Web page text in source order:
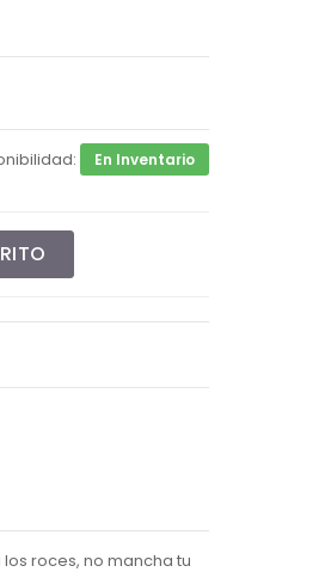
En Inventario
roces, no mancha tu